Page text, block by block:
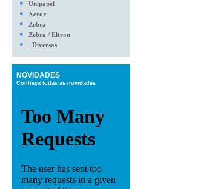
●
Unipapel
●
Xerox
●
Zebra
●
Zebra / Eltron
●
_Diversas
NOVIDADES
Conheça todas as novidades